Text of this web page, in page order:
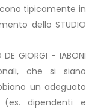
tipicamente in
dello STUDIO
GIORGI - IABONI
che si siano
un adeguato
(es. dipendenti e